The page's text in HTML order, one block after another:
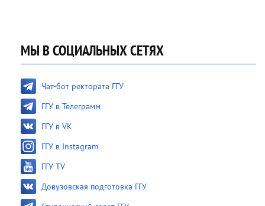
МЫ В СОЦИАЛЬНЫХ СЕТЯХ
Чат-бот ректората ГГУ
ГГУ в Телеграмм
ГГУ в VK
ГГУ в Instagram
ГГУ TV
Довузовская подготовка ГГУ